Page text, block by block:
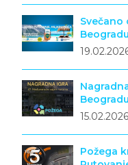
Svečano
Beogradu
Beogradu
Požega